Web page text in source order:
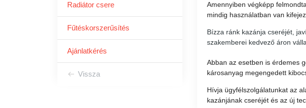
Radiátor csere
Fűtéskorszerűsítés
Ajánlatkérés
Vissza
Amennyiben végképp
mindig használatban van
Bízza ránk kazánja cseréjét,
szakemberei kedvező áron
Abban az esetben is érdemes
károsanyag megengedett
Hívja ügyfélszolgálatunkat az
kazánjának cseréjét és az új